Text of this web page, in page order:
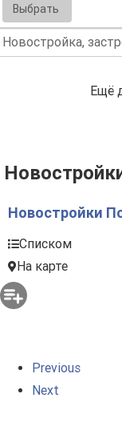
Выбрать
Ещё
Новостройки
Списком
На карте
Previous
Next